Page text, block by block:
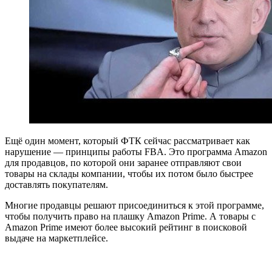
Ещё один момент, который ФТК сейчас рассматривает как
нарушение — принципы работы FBA. Это программа Amazon
для продавцов, по которой они заранее отправляют свои
товары на склады компании, чтобы их потом было быстрее
доставлять покупателям.
Многие продавцы решают присоединиться к этой программе,
чтобы получить право на плашку Amazon Prime. А товары с
Amazon Prime имеют более высокий рейтинг в поисковой
выдаче на маркетплейсе.